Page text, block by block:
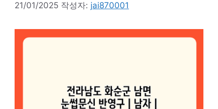
21/01/2025 작성자: jai870001